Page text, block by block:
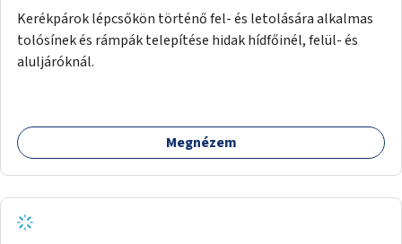
Kerékpárok lépcsőkön történő fel- és letolására alkalmas
tolósínek és rámpák telepítése hidak hídfőinél, felül- és
aluljáróknál.
Megnézem